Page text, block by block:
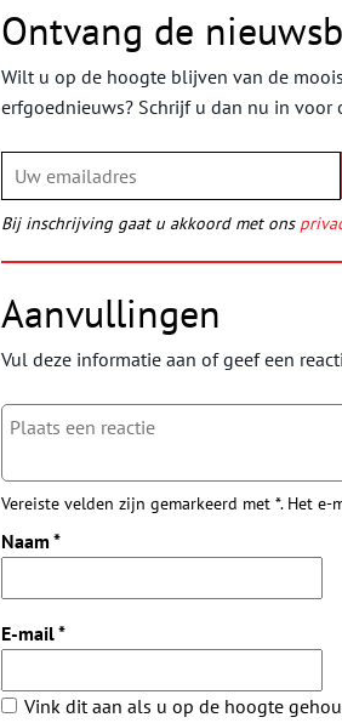
Ontvang de
Wilt u op de hoogte blijven van de
erfgoednieuws? Schrijf u dan nu in
Bij inschrijving gaat u akkoord met ons
Aanvullingen
Vul deze informatie aan of geef een
Vereiste velden zijn gemarkeerd met *. Het
Naam *
E-mail*
Vink dit aan als u op de hoogte